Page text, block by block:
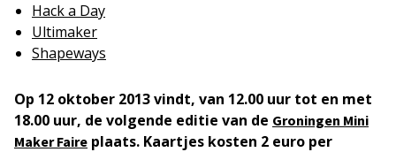
Hack a Day
Ultimaker
Shapeways
Op 12 oktober 2013 vindt, van 12.00 uur tot en met
18.00 uur, de volgende editie van de Groningen Mini
Maker Faire plaats. Kaartjes kosten 2 euro per